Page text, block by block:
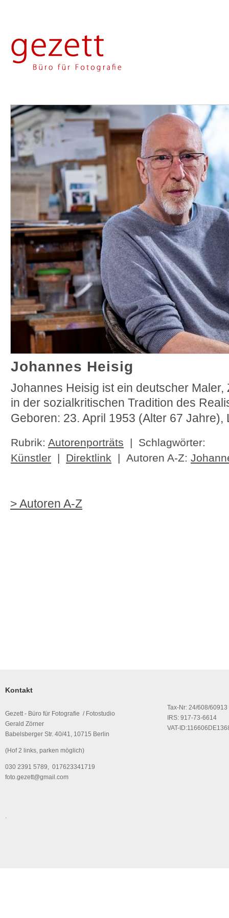
Johannes Heisig
Johannes Heisig ist ein deutscher
in der sozialkritischen Tradition des
Geboren: 23. April 1953 (Alter 67
Rubrik: Autorenporträts | Schlagwörter:
Künstler | Direktlink | Autoren A-Z:
> Autoren A-Z
Kontakt
Gezett - Büro für Fotografie / Fotostudio
Gerald Zörner
Babelsberger Str. 40/41, 10715 Berlin
(Hof 2 links, parken möglich)
030 2391 5789, 017623341719
foto.gezett@gmail.com
Tax-Nr: 24/608/60913
IRS: 917-73-6614
VAT-
.